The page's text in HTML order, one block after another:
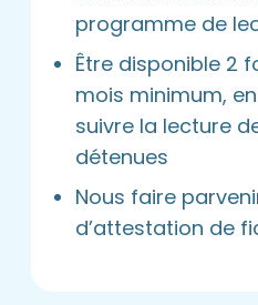
programme de
Être disponible 2
mois minimum,
suivre la lecture
détenues
Nous faire
d’attestation de